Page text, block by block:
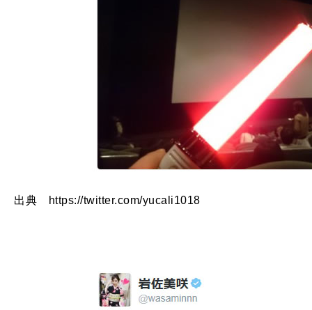
出典 https://twitter.com/yucali1018